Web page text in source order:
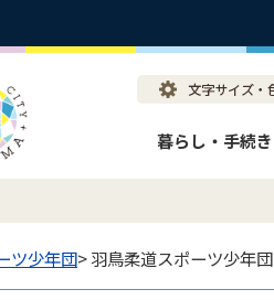
暮らし・手続き
ツ少年団> 羽鳥柔道スポーツ少年団